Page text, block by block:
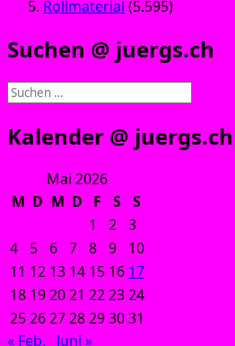
Rollmaterial (5.595)
Suchen @ juergs.ch
Suchen
Kalender @ juergs.ch
Mai 2026
M D M D F S
S
1
2 3
4
5 6 7 8 9
10
11 12 13 14 15 16 17
18 192021 222324
25262728293031
« Feb.
Juni »